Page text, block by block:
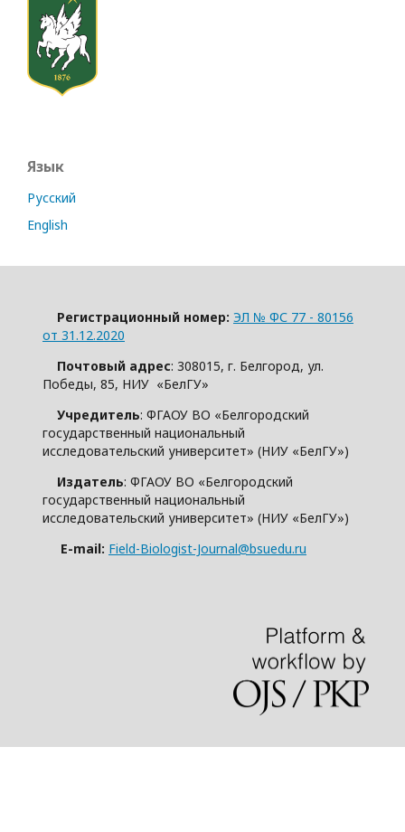
Язык
Русский
English
Регистрационный номер: ЭЛ № ФС 77 - 80156
от 31.12.2020
Почтовый адрес: 308015, г. Белгород, ул.
Победы, 85, НИУ «БелГУ»
Учредитель: ФГАОУ ВО «Белгородский
государственный национальный
исследовательский университет» (НИУ «БелГУ»)
Издатель: ФГАОУ ВО «Белгородский
государственный национальный
исследовательский университет» (НИУ «БелГУ»)
E-mail: Field-Biologist-Journal@bsuedu.ru